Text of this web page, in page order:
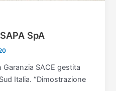
SpA
SACE gestita
Italia. “Dimostrazione